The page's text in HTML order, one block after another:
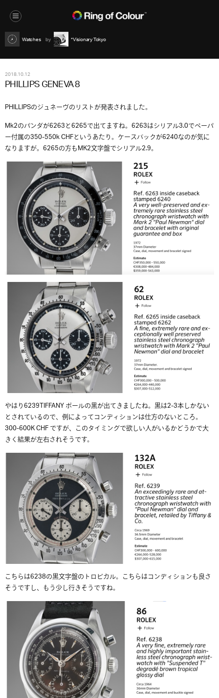
Watches *Visionary Tokyo
2018.10.12
PHILLIPS GENEVA 8
PHILLIPSのジュネーヴのリストが発表されました。
Mk2のパンダが6263と6265で出てますね。6263はシリアル3.0でペーパ
ー付属の350-550k CHFというあたり。ケースバックが6240なのが気に
なりますが。6265の方もMK2文字盤でシリアル2.9。
やはり6239TIFFANY ポールの黒が出てきましたね。黒は2-3本しかない
とされているので、例によってコンディションは仕方のないところ。
300-600K CHF ですが、このタイミングで欲しい人がいるかどうかで大
きく結果が左右されそうです。
こちらは6238の黒文字盤のトロピカル。こちらはコンディションも良さ
そうですし、もう少し行きそうですね。